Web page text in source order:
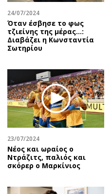
Υγεία
Πολιτική
Βουλευτικές 2026
Εκλογές 2024
Δημοσκοπήσεις
Διπλωματία
Αθλητισμός
Κύπρος
Διεθνή
Κληρώσεις Allwyn
Οικονομία
24/07/2024
Όταν έσβησε το φως
τζιείνης της μέρας…:
Διαβάζει η Κωνσταντία
Σωτηρίου
23/07/2024
Νέος και ωραίος ο
Ντράζιτς, παλιός και
σκόρερ ο Μαρκίνιος